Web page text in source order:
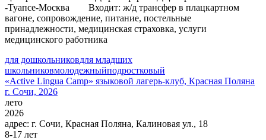
-Туапсе-Москва Входит: ж/д трансфер в плацкартном
вагоне, сопровождение, питание, постельные
принадлежности, медицинская страховка, услуги
медицинского работника
для дошкольниковдля младших
школьниковмолодежныйподростковый
«Active Lingua Camp» языковой лагерь-клуб, Красная Поляна
г. Сочи, 2026
лето
2026
адрес: г. Сочи, Красная Поляна, Калиновая ул., 18
8-17 лет